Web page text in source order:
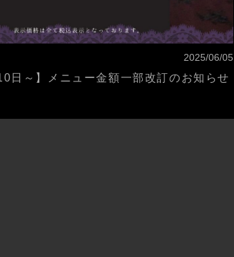
2025/06/05
日～】メニュー金額一部改訂のお知らせ